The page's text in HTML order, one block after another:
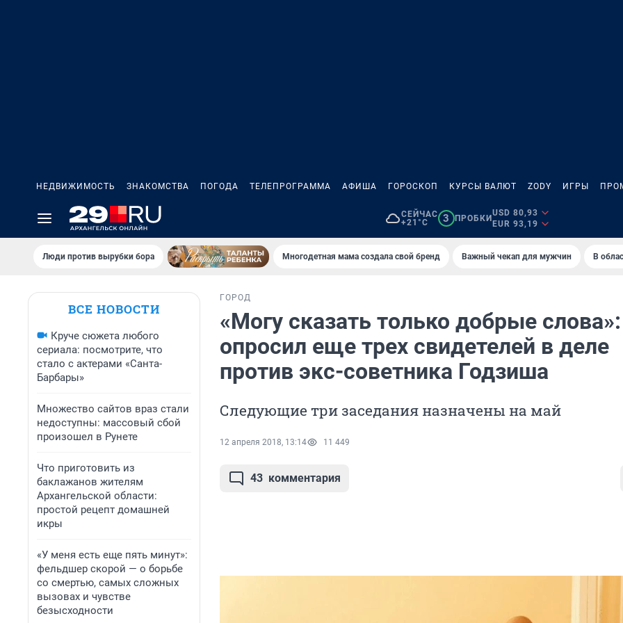
НЕДВИЖИМОСТЬ ЗНАКОМСТВА ПОГОДА ТЕЛЕПРОГРАММА АФИША ГОРОСКОП КУРСЫ ВАЛЮТ ZODY ИГРЫ
СЕЙЧАС
+21°C
3 ПРОБКИ
USD 80,93
EUR 93,19
Люди против вырубки бора Многодетная мама создала свой бренд Важный чекап для мужчин В
ВСЕ НОВОСТИ
Круче сюжета любого
сериала: посмотрите, что
стало с актерами «Санта-
Барбары»
Множество сайтов враз стали
недоступны: массовый сбой
произошел в Рунете
Что приготовить из
баклажанов жителям
Архангельской области:
простой рецепт домашней
икры
«У меня есть еще пять минут»:
фельдшер скорой — о борьбе
со смертью, самых сложных
вызовах и чувстве
безысходности
ГОРОД
«Могу сказать только добрые
опросил еще трех свидетелей в деле
против экс-советника Годзиша
Следующие три заседания назначены на май
12 апреля 2018, 13:14 11 449
43 комментария